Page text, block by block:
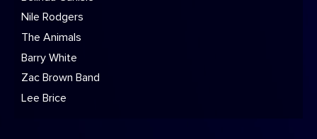
Nile Rodgers
The Animals
Barry White
Zac Brown Band
Lee Brice